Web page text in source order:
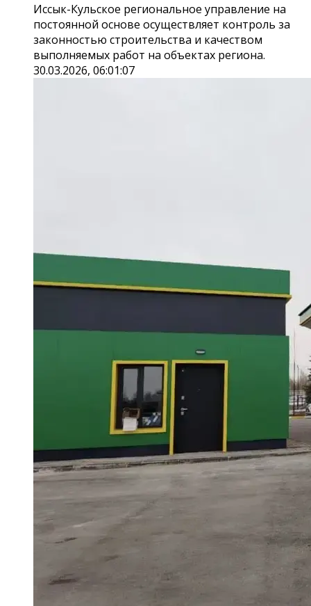
Иссык-Кульское региональное управление на
постоянной основе осуществляет контроль за
законностью строительства и качеством
выполняемых работ на объектах региона.
30.03.2026, 06:01:07